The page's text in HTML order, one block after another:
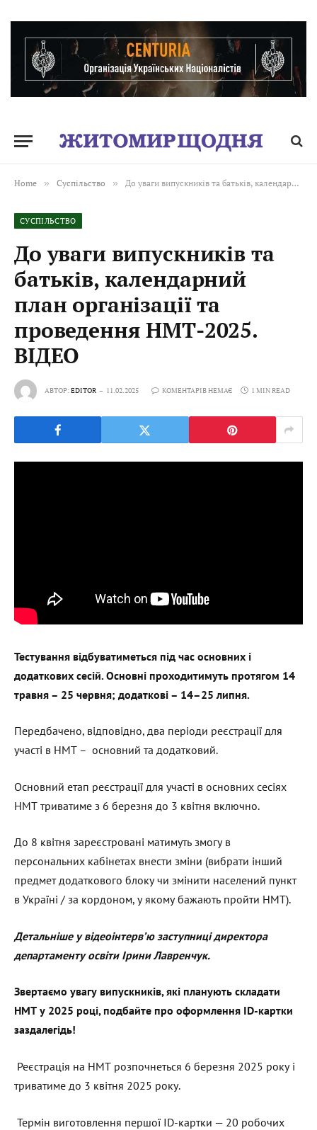
Home » Суспільство » До уваги випускників та батьків, календарний план організації та проведення НМТ-2025. ВІДЕО
СУСПІЛЬСТВО
До уваги випускників та
батьків, календарний
план організації та
проведення НМТ-2025.
ВІДЕО
АВТОР:EDITOR 11.02.2025 КОМЕНТАРІВ НЕМАЄ 1 MIN READ
Тестування відбуватиметься під час основних і
додаткових сесій. Основні проходитимуть протягом 14
травня – 25 червня; додаткові – 14–25 липня.
Передбачено, відповідно, два періоди реєстрації для
участі в НМТ – основний та додатковий.
Основний етап реєстрації для участі в основних сесіях
НМТ триватиме з 6 березня до 3 квітня включно.
До 8 квітня зареєстровані матимуть змогу в
персональних кабінетах внести зміни (вибрати інший
предмет додаткового блоку чи змінити населений пункт
в Україні / за кордоном, у якому бажають пройти НМТ).
Детальніше у відеоінтерв’ю заступниці директора
департаменту освіти Ірини Лавренчук.
Звертаємо увагу випускників, які планують складати
НМТ у 2025 році, подбайте про оформлення ID-картки
заздалегідь!
Реєстрація на НМТ розпочнеться 6 березня 2025 року і
триватиме до 3 квітня 2025 року.
Термін виготовлення першої ID-картки — 20 робочих